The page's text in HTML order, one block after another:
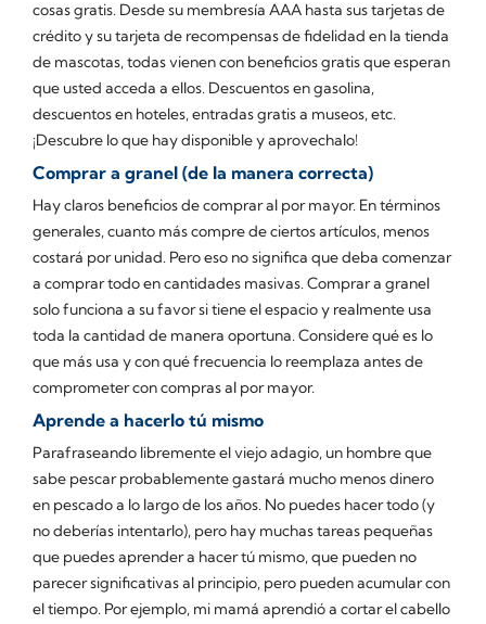
cosas gratis. Desde su membresía AAA hasta sus tarjetas de
crédito y su tarjeta de recompensas de fidelidad en la tienda
de mascotas, todas vienen con beneficios gratis que esperan
que usted acceda a ellos. Descuentos en gasolina,
descuentos en hoteles, entradas gratis a museos, etc.
¡Descubre lo que hay disponible y aprovechalo!
Comprar a granel (de la manera correcta)
Hay claros beneficios de comprar al por mayor. En términos
generales, cuanto más compre de ciertos artículos, menos
costará por unidad. Pero eso no significa que deba comenzar
a comprar todo en cantidades masivas. Comprar a granel
solo funciona a su favor si tiene el espacio y realmente usa
toda la cantidad de manera oportuna. Considere qué es lo
que más usa y con qué frecuencia lo reemplaza antes de
comprometer con compras al por mayor.
Aprende a hacerlo tú mismo
Parafraseando libremente el viejo adagio, un hombre que
sabe pescar probablemente gastará mucho menos dinero
en pescado a lo largo de los años. No puedes hacer todo (y
no deberías intentarlo), pero hay muchas tareas pequeñas
que puedes aprender a hacer tú mismo, que pueden no
parecer significativas al principio, pero pueden acumular con
el tiempo. Por ejemplo, mi mamá aprendió a cortar el cabello